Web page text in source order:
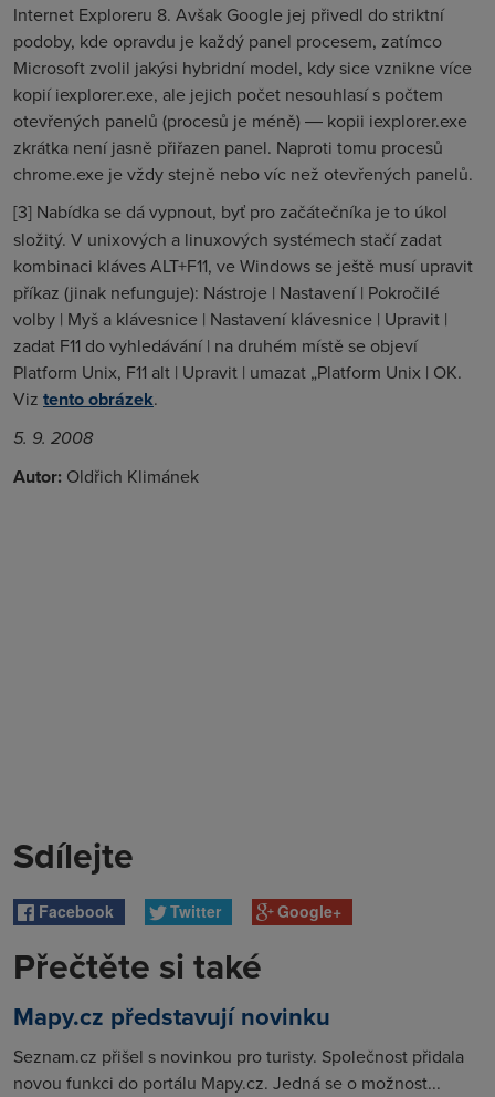
Internet Exploreru 8. Avšak Google jej přivedl do striktní
podoby, kde opravdu je každý panel procesem, zatímco
Microsoft zvolil jakýsi hybridní model, kdy sice vznikne více
kopií iexplorer.exe, ale jejich počet nesouhlasí s počtem
otevřených panelů (procesů je méně) ― kopii iexplorer.exe
zkrátka není jasně přiřazen panel. Naproti tomu procesů
chrome.exe je vždy stejně nebo víc než otevřených panelů.
[3] Nabídka se dá vypnout, byť pro začátečníka je to úkol
složitý. V unixových a linuxových systémech stačí zadat
kombinaci kláves ALT+F11, ve Windows se ještě musí upravit
příkaz (jinak nefunguje): Nástroje | Nastavení | Pokročilé
volby | Myš a klávesnice | Nastavení klávesnice | Upravit |
zadat F11 do vyhledávání | na druhém místě se objeví
Platform Unix, F11 alt | Upravit | umazat „Platform Unix | OK.
Viz tento obrázek.
5. 9. 2008
Autor: Oldřich Klimánek
Sdílejte
Facebook Twitter Google+
Přečtěte si také
Mapy.cz představují novinku
Seznam.cz přišel s novinkou pro turisty. Společnost přidala
novou funkci do portálu Mapy.cz. Jedná se o možnost...